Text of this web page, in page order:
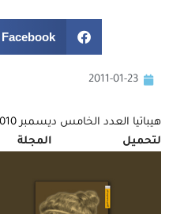
Facebook
2011-01-23
هيباتيا العدد الخامس ديسمبر 2010
لتحميل